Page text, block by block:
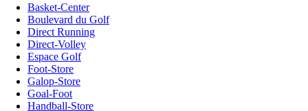
Basket-Center
Boulevard du Golf
Direct Running
Direct-Volley
Espace Golf
Foot-Store
Galop-Store
Goal-Foot
Handball-Store